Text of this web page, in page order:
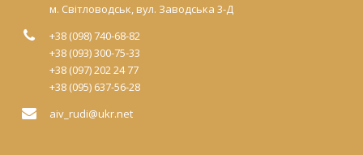
м. Світловодськ, вул. Заводська 3-Д
+38 (098) 740-68-82
+38 (093) 300-75-33
+38 (097) 202 24 77
+38 (095) 637-56-28
aiv_rudi@ukr.net